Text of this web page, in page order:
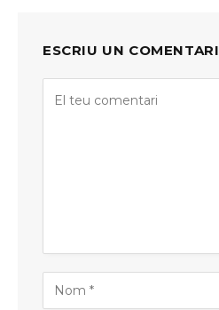
ESCRIU UN COMENTARI